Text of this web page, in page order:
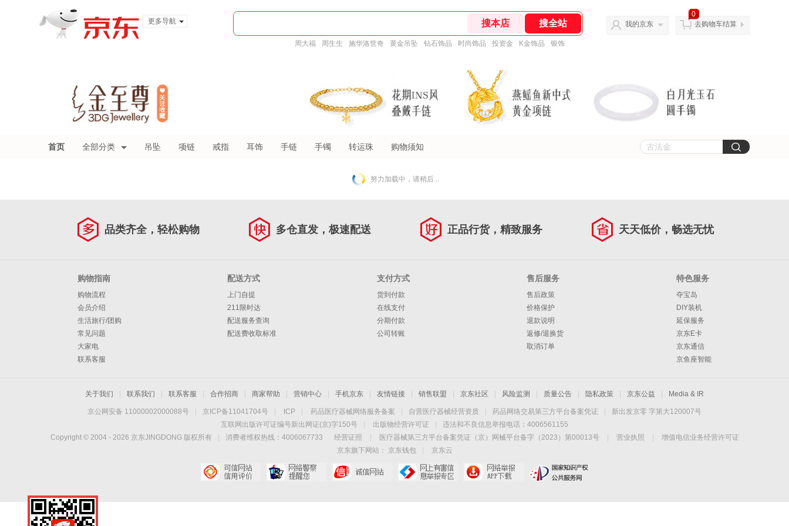
更多导航
周大福 周生生 施华洛世奇 黄金吊坠 钻石饰品 时尚饰品 投资金 K金饰品 银饰
我的京东
0
去购物车结算
首页 全部分类 吊坠 项链 戒指 耳饰 手链 手镯 转运珠 购物须知
努力加载中，请稍后...
品类齐全，轻松购物 多仓直发，极速配送 正品行货，精致服务 天天低价，畅选无忧
购物指南
购物流程
会员介绍
生活旅行/团购
常见问题
大家电
联系客服
配送方式
上门自提
211限时达
配送服务查询
配送费收取标准
支付方式
货到付款
在线支付
分期付款
公司转账
售后服务
售后政策
价格保护
退款说明
返修/退换货
取消订单
特色服务
夺宝岛
DIY装机
延保服务
京东E卡
京东通信
京鱼座智能
关于我们 联系我们 联系客服 合作招商 商家帮助 营销中心 手机京东 友情链接 销售联盟 京东社区 风险监测 质量公告 隐私政策 京东公益 Media & IR
京公网安备 11000002000088号 京ICP备11041704号 ICP 药品医疗器械网络服务备案 自营医疗器械经营资质 药品网络交易第三方平台备案凭证
新出发京零 字第大120007号
互联网出版许可证编号新出网证(京)字150号
出版物经营许可证
违法和不良信息举报电话：4006561155
Copyright © 2004 - 2026 京东JINGDONG 版权所有 消费者维权热线：4006067733 经营证照 医疗器械第三方平台备案凭证（京）网械平台备字（2023）第00013号 营业执照
增值电信业务经营许可证
京东旗下网站：
京东钱包 京东云